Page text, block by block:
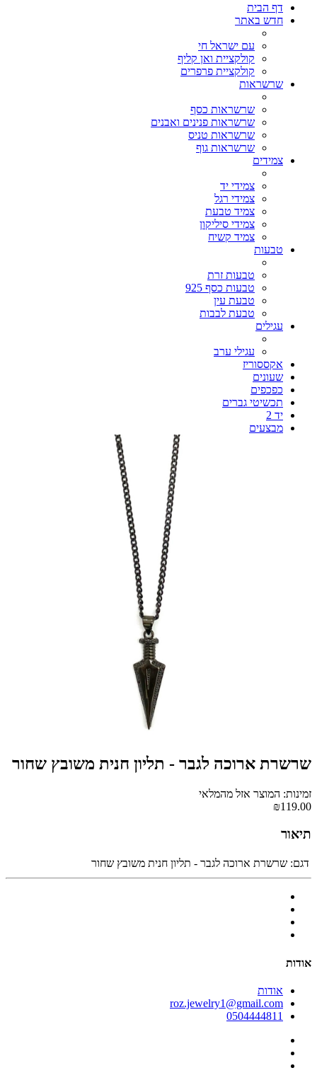
דף הבית
חדש באתר
עם ישראל חי
קולקציית ואן קליף
קולקציית פרפרים
שרשראות
שרשראות כסף
שרשראות פנינים ואבנים
שרשראות טניס
שרשראות גוף
צמידים
צמידי יד
צמידי רגל
צמיד טבעת
צמידי סיליקון
צמיד קשיח
טבעות
טבעות זרת
טבעות כסף 925
טבעת עין
טבעת לבבות
עגילים
עגילי ערב
אקססוריז
שעונים
כפכפים
תכשיטי גברים
יד 2
מבצעים
שרשרת ארוכה לגבר - תליון חנית משובץ שחור
זמינות: המוצר אזל מהמלאי
₪119.00
תיאור
דגם: שרשרת ארוכה לגבר - תליון חנית משובץ שחור
אודות
אודות
roz.jewelry1@gmail.com
0504444811